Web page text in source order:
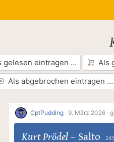
gelesen eintragen … Als
Als abgebrochen eintragen …
CptPudding · 9. März 2026 ·
Kurt Prödel– Salto